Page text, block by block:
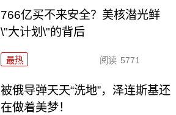
766亿买不来安全？美核潜光鲜
\"大计划\"的背后
最热 阅读 5771
被俄导弹天天“洗地”，泽连斯基还
在做着美梦！